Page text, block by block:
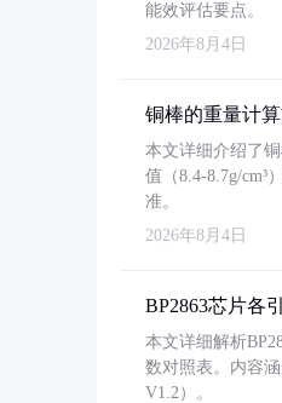
能效评估要点。
2026年8月4日
铜棒的重量计
本文详细介绍了
值（8.4-8.7g/cm³
准。
2026年8月4日
BP2863芯片各
本文详细解析
数对照表。内容
V1.2）。